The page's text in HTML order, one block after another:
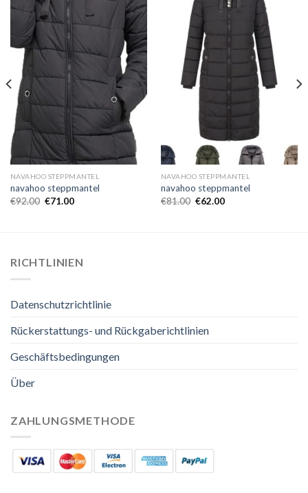
NAVAHOO STEPPMANTEL
navahoo steppmantel
€92.00 €71.00
NAVAHOO STEPPMANTEL
navahoo steppmantel
€81.00 €62.00
RICHTLINIEN
Datenschutzrichtlinie
Rückerstattungs- und Rückgaberichtlinien
Geschäftsbedingungen
Über
ZAHLUNGSMETHODE